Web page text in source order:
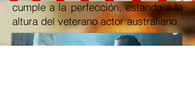
cumple a la perfección, estando a la
altura del veterano actor australiano.